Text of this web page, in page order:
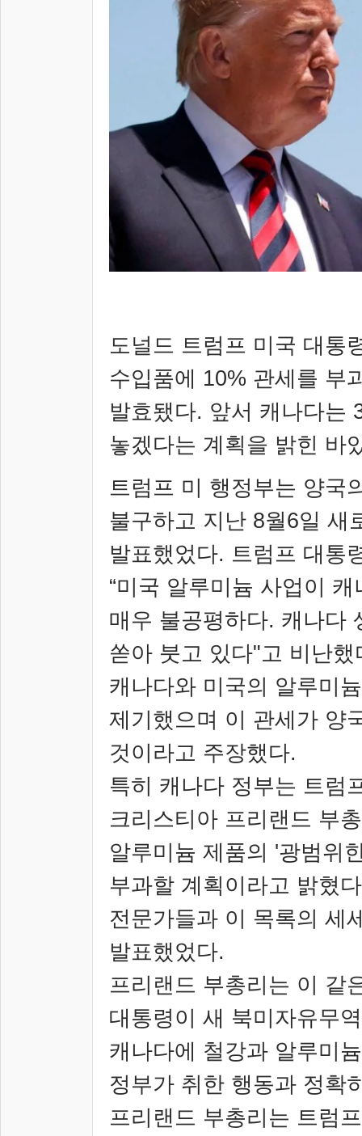
도널드 트럼프 미국 대통
수입품에 10% 관세를 부
발효됐다. 앞서 캐나다는
놓겠다는 계획을 밝힌 바
트럼프 미 행정부는 양국
불구하고 지난 8월6일 새
발표했었다. 트럼프 대통
“미국 알루미늄 사업이
매우 불공평하다. 캐나다
쏟아 붓고 있다"고 비난했
캐나다와 미국의 알루미
제기했으며 이 관세가 양
것이라고 주장했다.
특히 캐나다 정부는 트럼
크리스티아 프리랜드 부
알루미늄 제품의 '광범위
부과할 계획이라고 밝혔다
전문가들과 이 목록의 세
발표했었다.
프리랜드 부총리는 이 같
대통령이 새 북미자유무
캐나다에 철강과 알루미
정부가 취한 행동과 정확
프리랜드 부총리는 트럼